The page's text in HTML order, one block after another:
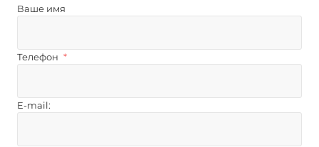
Ваше имя
Телефон *
E-mail: